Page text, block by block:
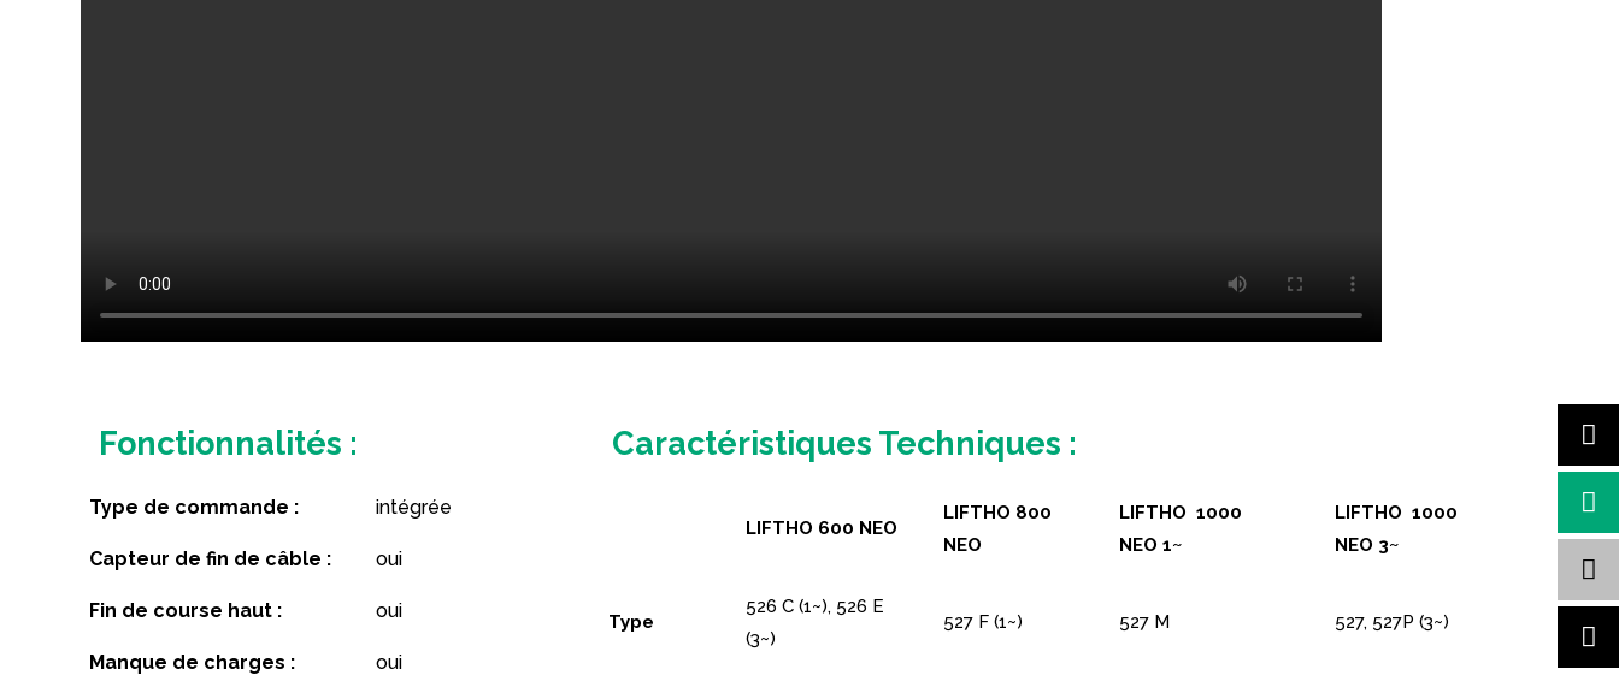
Fonctionnalités :
Type de commande :
Capteur de fin de câble :
Fin de course haut :
Manque de charges :
intégrée
oui
oui
oui
Caractéristiques Techniques :
LIFTHO 600 NEO
LIFTHO 800
NEO
LIFTHO 1000
NEO 1~
LIFTHO 1000
NEO 3~
Type
526 C (1~), 526 E
(3~)
527 F (1~) 527 M 527, 527P (3~)